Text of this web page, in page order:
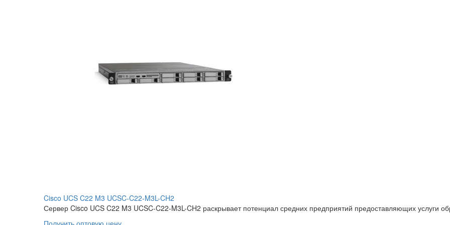
Cisco UCS C22 M3 UCSC-C22-M3L-CH2
Сервер Cisco UCS C22 M3 UCSC-C22-M3L-CH2 раскрывает потенциал средних предприятий предоставляющих услуги
Получить оптовую цену